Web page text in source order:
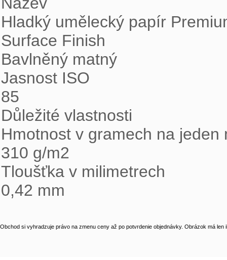
Hladký umělecký papír
Surface Finish
Bavlněný matný
Jasnost ISO
85
Důležité vlastnosti
Hmotnost v gramech na jeden
310 g/m2
Tloušťka v milimetrech
0,42 mm
Obchod si vyhradzuje právo na zmenu ceny až po potvrdenie objednávky. Obrázok má len